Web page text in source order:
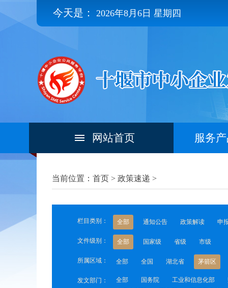
今天是： 2026年8月6日 星期四
网站首页 服务
当前位置：首页 > 政策速递 >
栏目类别： 全部 通知公告 政策解读 申
文件级别： 全部 国家级 省级 市级
所属区域： 全部 全国 湖北省 茅箭区
发文部门： 全部 国务院 工业和信息化部